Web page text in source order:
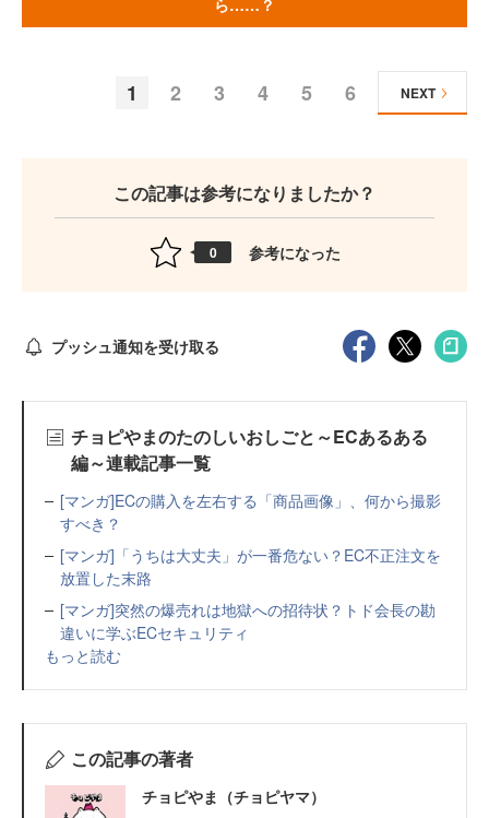
ら……？
1 2 3 4 5 6 NEXT
この記事は参考になりましたか？
0 参考になった
プッシュ通知を受け取る
チョピやまのたのしいおしごと～ECあるある
編～連載記事一覧
[マンガ]ECの購入を左右する「商品画像」、何から撮影
すべき？
[マンガ]「うちは大丈夫」が一番危ない？EC不正注文を
放置した末路
[マンガ]突然の爆売れは地獄への招待状？トド会長の勘
違いに学ぶECセキュリティ
もっと読む
この記事の著者
チョピやま（チョピヤマ）